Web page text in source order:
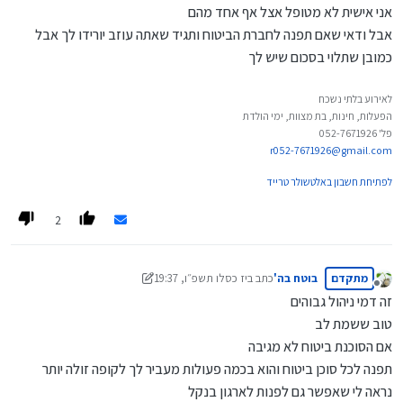
אני אישית לא מטופל אצל אף אחד מהם
אבל ודאי שאם תפנה לחברת הביטוח ותגיד שאתה עוזב יורידו לך אבל
כמובן שתלוי בסכום שיש לך
לאירוע בלתי נשכח
הפעלות, חינות, בת מצוות, ימי הולדת
פל' 052-7671926
r052-7671926@gmail.com
לפתיחת חשבון באלטשולר טרייד
2
מנותק
מתקדם בוטח בה'כתב ביז כסלו תשפ״ו, 19:37
נערך לאחרונה על ידי בוטח בה'
זה דמי ניהול גבוהים
טוב ששמת לב
אם הסוכנת ביטוח לא מגיבה
תפנה לכל סוכן ביטוח והוא בכמה פעולות מעביר לך לקופה זולה יותר
נראה לי שאפשר גם לפנות לארגון בנקל